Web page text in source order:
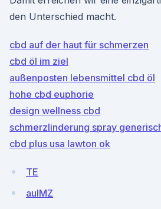
den Unterschied macht.
cbd auf der haut für schmerzen
cbd öl im ziel
außenposten lebensmittel cbd öl
hohe cbd euphorie
design wellness cbd
schmerzlinderung spray
cbd plus usa lawton ok
TE
aulMZ